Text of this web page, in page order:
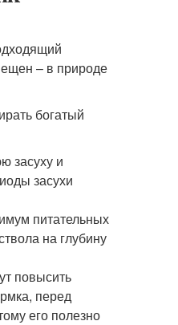
– в природе
богатый
засуху и
засухи
питательных
на глубину
повысить
перед
его полезно